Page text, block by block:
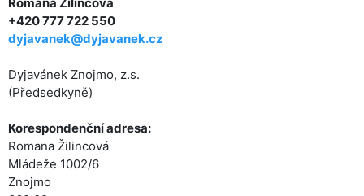
+420 777 722 550
dyjavanek@dyjavanek.cz
Dyjavánek Znojmo, z.s.
(Předsedkyně)
Korespondenční adresa:
Romana Žilincová
Mládeže 1002/6
Znojmo